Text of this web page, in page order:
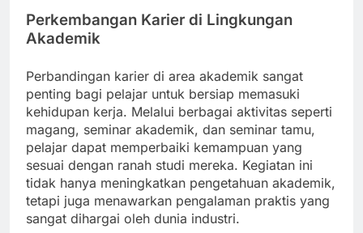
Perkembangan Karier di Lingkungan
Akademik
Perbandingan karier di area akademik sangat
penting bagi pelajar untuk bersiap memasuki
kehidupan kerja. Melalui berbagai aktivitas seperti
magang, seminar akademik, dan seminar tamu,
pelajar dapat memperbaiki kemampuan yang
sesuai dengan ranah studi mereka. Kegiatan ini
tidak hanya meningkatkan pengetahuan akademik,
tetapi juga menawarkan pengalaman praktis yang
sangat dihargai oleh dunia industri.